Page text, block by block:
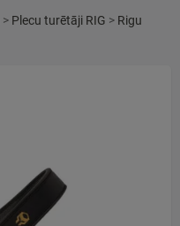
> Plecu turētāji RIG > Rigu